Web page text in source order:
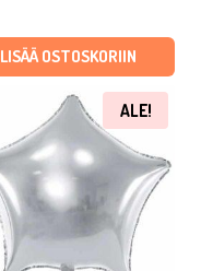
LISÄÄ OSTOSKORIIN
ALE!